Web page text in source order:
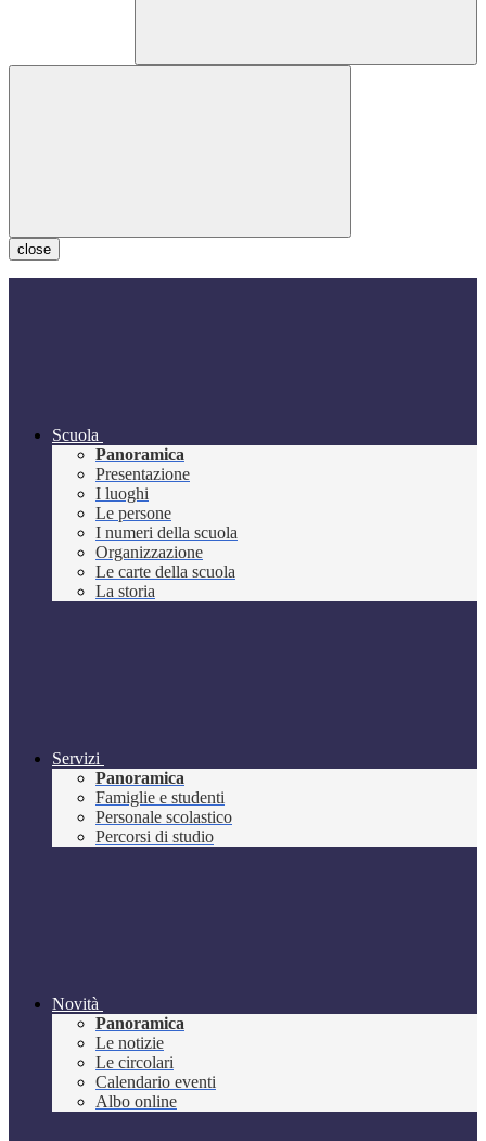
close
Scuola
Panoramica
Presentazione
I luoghi
Le persone
I numeri della scuola
Organizzazione
Le carte della scuola
La storia
Servizi
Panoramica
Famiglie e studenti
Personale scolastico
Percorsi di studio
Novità
Panoramica
Le notizie
Le circolari
Calendario eventi
Albo online